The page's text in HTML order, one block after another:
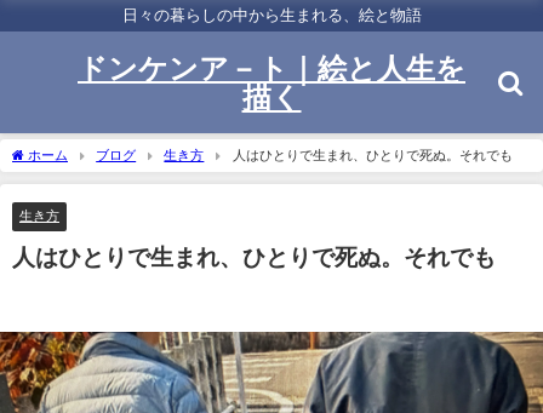
日々の暮らしの中から生まれる、絵と物語
ドンケンア－ト｜絵と人生を
描く
ホーム ブログ 生き方 人はひとりで生まれ、ひとりで死ぬ。それでも
生き方
人はひとりで生まれ、ひとりで死ぬ。それでも